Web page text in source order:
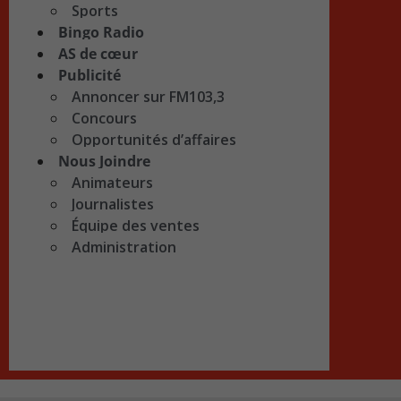
Sports
Bingo Radio
AS de cœur
Publicité
Annoncer sur FM103,3
Concours
Opportunités d’affaires
Nous Joindre
Animateurs
Journalistes
Équipe des ventes
Administration